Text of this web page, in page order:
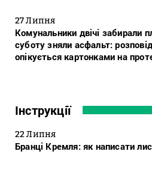
27 Липня
Комунальники двічі забирали
суботу зняли асфальт:
опікується картонками на
Інструкції
22 Липня
Бранці Кремля: як написати